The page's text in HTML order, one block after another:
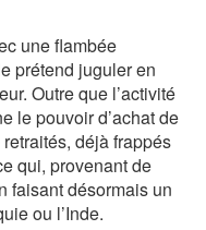
une flambée
prétend juguler en
Outre que l’activité
le pouvoir d’achat de
déjà frappés
qui, provenant de
faisant désormais un
ou l’Inde.